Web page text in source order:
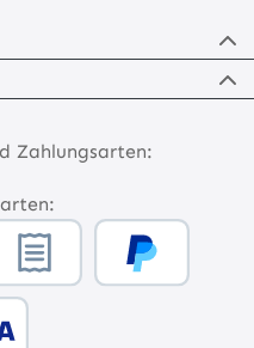
Zahlungsarten: